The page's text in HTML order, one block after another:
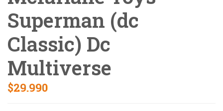
Superman (dc
Classic) Dc
Multiverse
$29.990